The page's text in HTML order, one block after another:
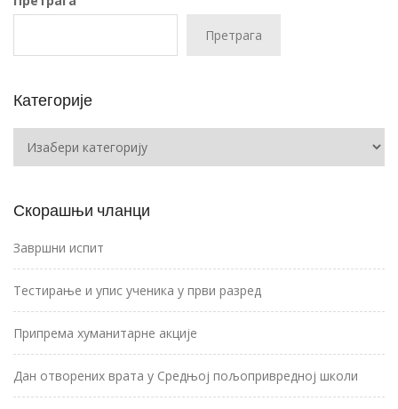
Претрага
Категорије
Скорашњи чланци
Завршни испит
Тестирање и упис ученика у први разред
Припрема хуманитарне акције
Дан отворених врата у Средњој пољопривредној школи